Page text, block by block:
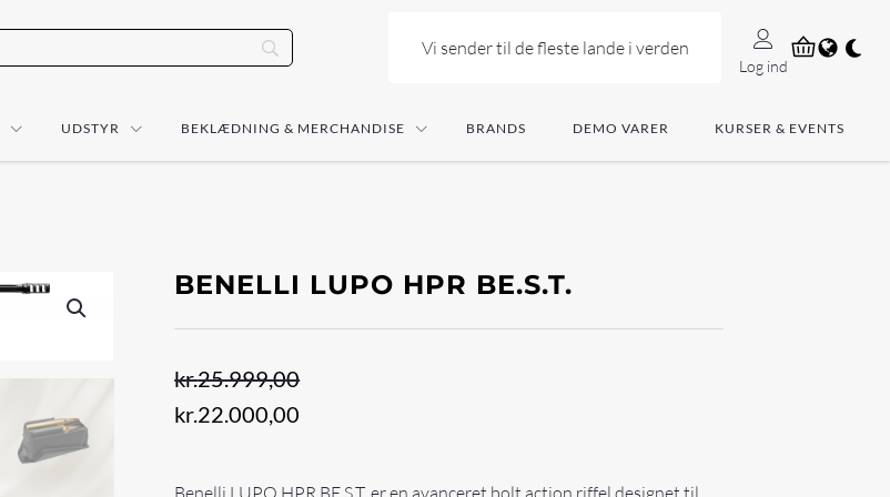
Vi sender til de fleste lande i verden
Log ind
UDSTYR BEKLÆDNING & MERCHANDISE BRANDS DEMO VARER KURSER & EVENTS
BENELLI LUPO HPR BE.S.T.
kr.25.999,00
Den
pris
kr.22.000,00
pris
Benelli LUPO HPR BE.S.T. er en avanceret bolt action riffel designet til